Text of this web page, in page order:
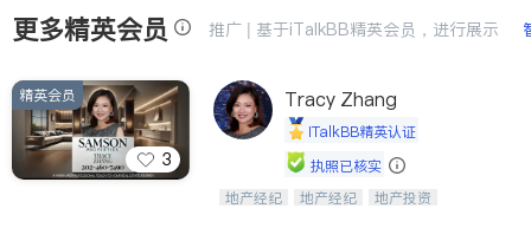
非盈利组织
更多精英会员 推广 | 基于iTalkBB精英会员，进行展示
3
精英会员 Tracy Zhang
iTalkBB精英认证
执照已核实
Tracy Zhang - 引领大华府地区房产
地产经纪 地产经纪
地产投资